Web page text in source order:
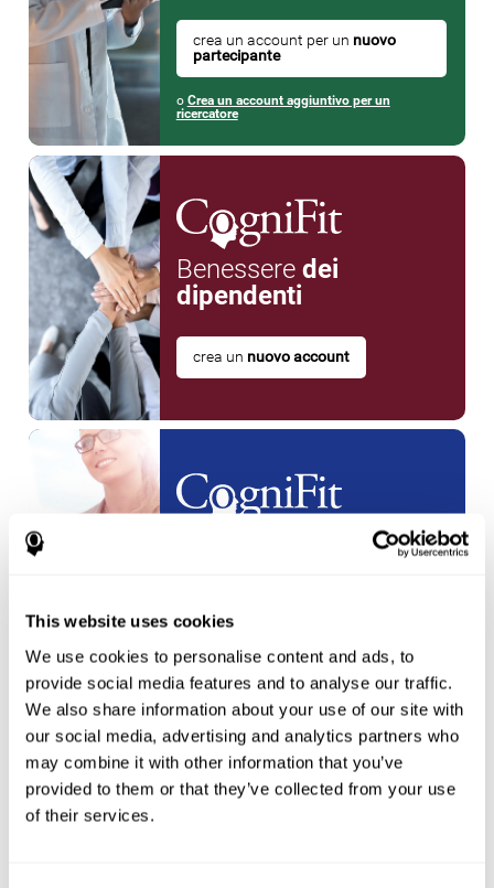
This website uses cookies
We use cookies to personalise content and ads, to
provide social media features and to analyse our traffic.
We also share information about your use of our site with
our social media, advertising and analytics partners who
may combine it with other information that you’ve
provided to them or that they’ve collected from your use
of their services.
crea un account per un nuovo
partecipante
o Crea un account aggiuntivo per un
ricercatore
Benessere dei
dipendenti
crea un nuovo account
etichetta
crea un